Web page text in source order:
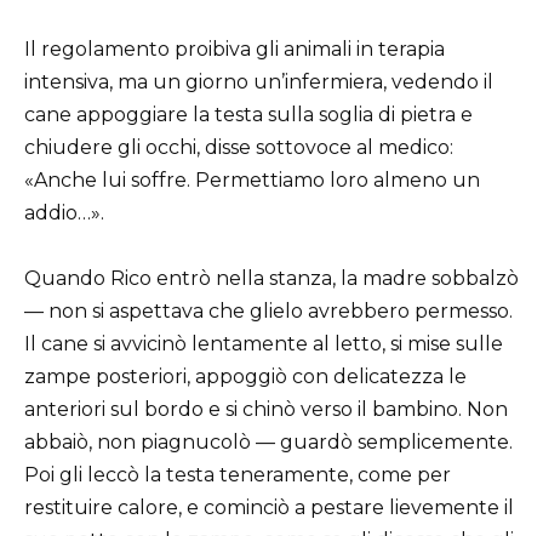
Il regolamento proibiva gli animali in terapia
intensiva, ma un giorno un’infermiera, vedendo il
cane appoggiare la testa sulla soglia di pietra e
chiudere gli occhi, disse sottovoce al medico:
«Anche lui soffre. Permettiamo loro almeno un
addio…».
Quando Rico entrò nella stanza, la madre sobbalzò
— non si aspettava che glielo avrebbero permesso.
Il cane si avvicinò lentamente al letto, si mise sulle
zampe posteriori, appoggiò con delicatezza le
anteriori sul bordo e si chinò verso il bambino. Non
abbaiò, non piagnucolò — guardò semplicemente.
Poi gli leccò la testa teneramente, come per
restituire calore, e cominciò a pestare lievemente il